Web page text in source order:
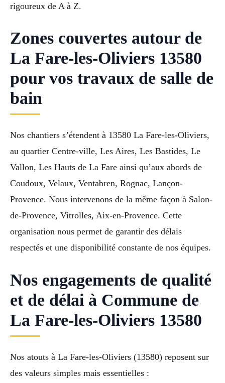
rigoureux de A à Z.
Zones couvertes autour de
La Fare-les-Oliviers 13580
pour vos travaux de salle de
bain
Nos chantiers s’étendent à 13580 La Fare-les-Oliviers,
au quartier Centre-ville, Les Aires, Les Bastides, Le
Vallon, Les Hauts de La Fare ainsi qu’aux abords de
Coudoux, Velaux, Ventabren, Rognac, Lançon-
Provence. Nous intervenons de la même façon à Salon-
de-Provence, Vitrolles, Aix-en-Provence. Cette
organisation nous permet de garantir des délais
respectés et une disponibilité constante de nos équipes.
Nos engagements de qualité
et de délai à Commune de
La Fare-les-Oliviers 13580
Nos atouts à La Fare-les-Oliviers (13580) reposent sur
des valeurs simples mais essentielles :